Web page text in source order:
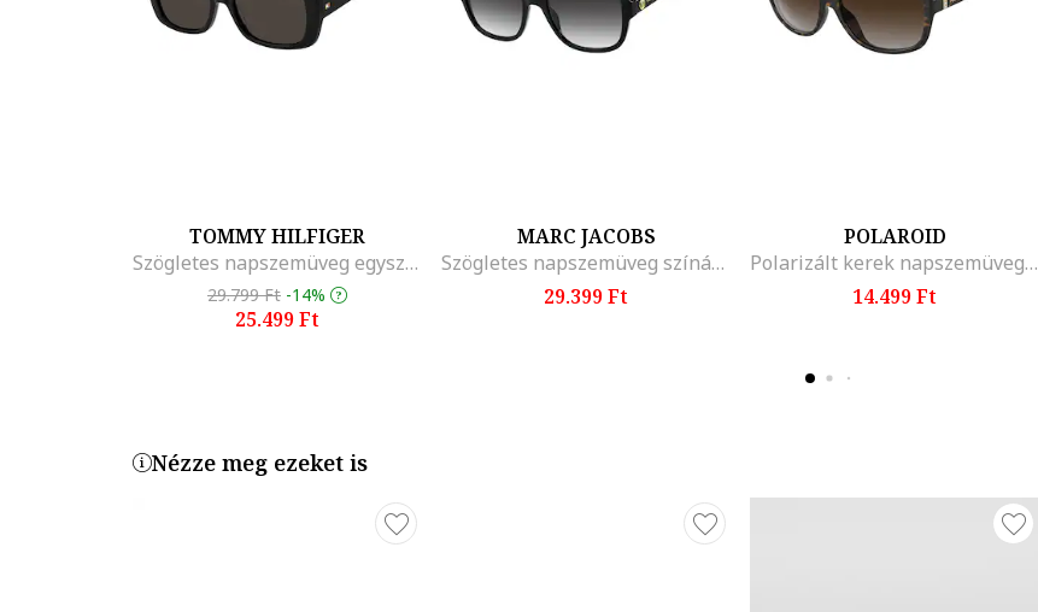
TOMMY HILFIGER
Szögletes napszemüveg egyszínű lencsékkel, Fekete
29.799 Ft -14%
25.499 Ft
MARC JACOBS
Szögletes napszemüveg színátmenetes lencsékkel, Fekete/Sötétszürke
29.399 Ft
POLAROID
Polarizált kerek napszemüveg, Fekete/Tevebarna
14.499 Ft
Nézze meg ezeket is